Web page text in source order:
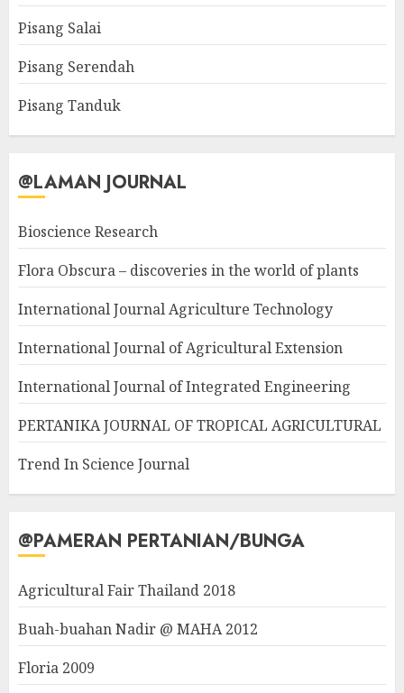
Pisang Salai
Pisang Serendah
Pisang Tanduk
@LAMAN JOURNAL
Bioscience Research
Flora Obscura – discoveries in the world of plants
International Journal Agriculture Technology
International Journal of Agricultural Extension
International Journal of Integrated Engineering
PERTANIKA JOURNAL OF TROPICAL AGRICULTURAL
Trend In Science Journal
@PAMERAN PERTANIAN/BUNGA
Agricultural Fair Thailand 2018
Buah-buahan Nadir @ MAHA 2012
Floria 2009